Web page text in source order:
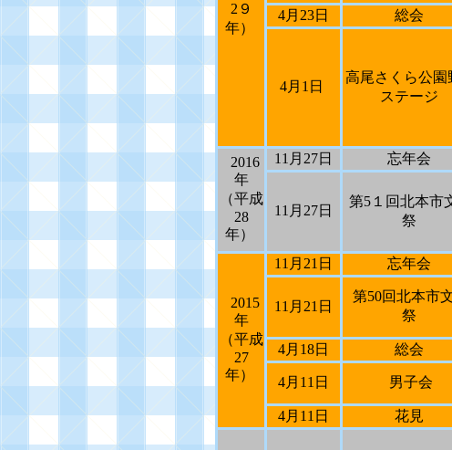
2 ９
年）
4月 23日 総会
4月 1 日
高尾さくら公園
ステージ
2016
年
（平成
28
年）
11 月 27日 忘年会
11 月 27日
第5１回北本市
祭
2015
年
（平成
27
年）
11 月 21 日 忘年会
11 月 21 日
第50回北本市
祭
4月 18日 総会
4月 11 日 男子会
4月 11 日 花見